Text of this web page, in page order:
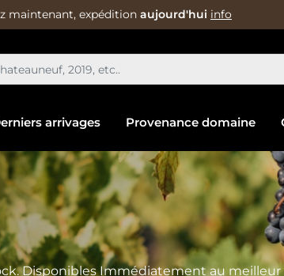
maintenant, expédition aujourd'hui info
arrivages Provenance domaine
Disponibles Immédiatement au meilleur